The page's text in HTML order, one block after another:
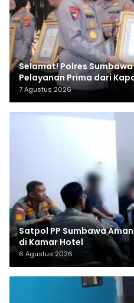
Selamat! Polres
Pelayanan Prima dari
7 Agustus 2026
Satpol PP Sumbawa
di Kamar Hotel
6 Agustus 2026